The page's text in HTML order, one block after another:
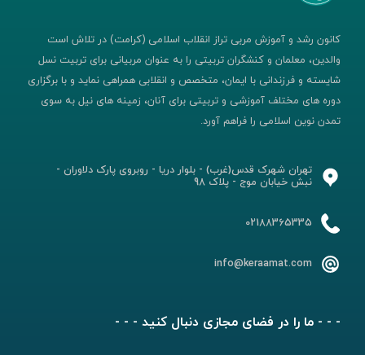
کانون رشد و آموزش مربی تراز انقلاب اسلامی (کرامت) در تلاش است
والدین، معلمان و کنشگران تربیتی را به عنوان مربیانی برای تربیت نسل
شایسته و فرزندانی با ایمان، متخصص و انقلابی همراهی نماید و با برگزاری
دوره های مختلف آموزشی و تربیتی برای آنان، زمینه های نیل به سوی
تمدن نوین اسلامی را فراهم آورد.
تهران شهرک قدس(غرب) - بلوار دریا - روبروی پارک دلاوران -
نبش خیابان موج - پلاک 98
02188365335
info@keraamat.com
- - - ما را در فضای مجازی دنبال کنید - - -